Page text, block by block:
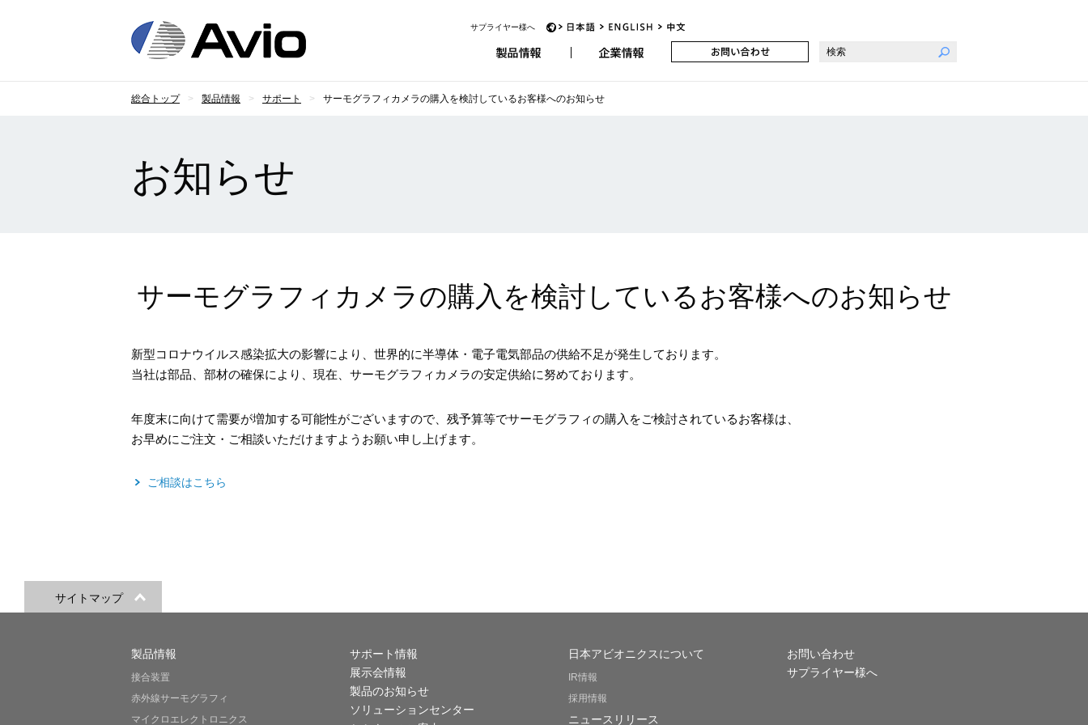
サプライヤー様へ JP EN
総合トップ 製品情報 サポート サーモグラフィカメラの購入を検討しているお客様へのお知らせ
お知らせ
サーモグラフィカメラの購入を検討しているお客様へのお知らせ
新型コロナウイルス感染拡大の影響により、世界的に半導体・電子電気部品の供給不足が発生しております。
当社は部品、部材の確保により、現在、サーモグラフィカメラの安定供給に努めております。
年度末に向けて需要が増加する可能性がございますので、残予算等でサーモグラフィの購入をご検討されているお客様は、
お早めにご注文・ご相談いただけますようお願い申し上げます。
ご相談はこちら
サイトマップ
製品情報
接合装置
赤外線サーモグラフィ
マイクロエレクトロニクス
サポート情報
展示会情報
製品のお知らせ
ソリューションセンター
日本アビオニクスについて
IR情報
採用情報
ニュースリリース
お問い合わせ
サプライヤー様へ